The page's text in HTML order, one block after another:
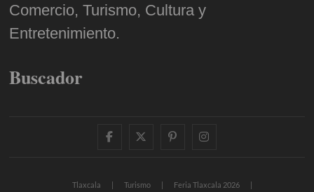
Comercio, Turismo, Cultura y
Entretenimiento.
Buscador
facebooktwitter
pinterestinstagram
Tlaxcala Turismo Feria Tlaxcala 2026